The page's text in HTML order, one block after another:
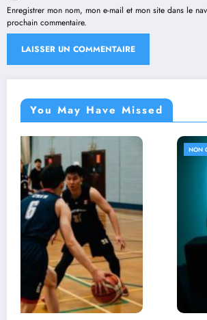
Enregistrer mon nom, mon e-mail et mon site dans le
prochain commentaire.
You May Have Missed
NON CLASSÉ